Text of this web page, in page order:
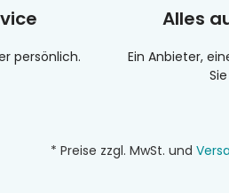
persönlich.
Alles
Ein Anbieter,
* Preise zzgl. MwSt. und